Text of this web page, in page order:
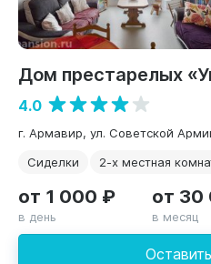
Дом престарелых
4.0
г. Армавир, ул. Советской
Сиделки
2-х местная
от 1 000 ₽
в день
от
в месяц